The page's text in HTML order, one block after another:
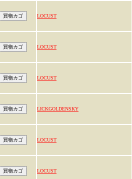
LOCUST
LOCUST
LOCUST
LICKGOLDENSKY
LOCUST
LOCUST